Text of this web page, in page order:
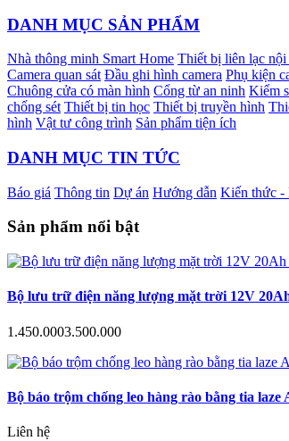
DANH MỤC SẢN PHẨM
Nhà thông minh Smart Home Thiết bị liên lạc nội
Camera quan sát Đầu ghi hình camera Phụ kiện
Chuông cửa có màn hình Cổng từ an ninh Kiểm
chống sét Thiết bị tin học Thiết bị truyền hình
hình Vật tư công trình Sản phẩm tiện ích
DANH MỤC TIN TỨC
Báo giá Thông tin Dự án Hướng dẫn Kiến thức -
Sản phẩm nổi bật
Bộ lưu trữ điện năng lượng mặt trời 12V
1.450.0003.500.000
Bộ báo trộm chống leo hàng rào bằng tia
Liên hệ